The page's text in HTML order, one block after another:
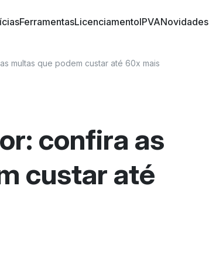
artigos | DOK Despachante
brasileiro! Conheça informações
FerramentasLicenciamentoIPVA
multas que podem custar até 60x mais
confira as
custar até